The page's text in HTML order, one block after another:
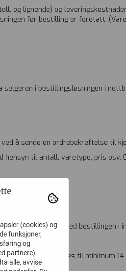
og lignende) og
før bestilling er foretatt.
i bestillingsløsningen i
å sende en ordrebekreftelse til
til antall, varetype, pris osv.
på kortet ved bestillingen i
skal settes til minimum
(cookies) og
funksjoner,
og
partnere).
alle, avvise